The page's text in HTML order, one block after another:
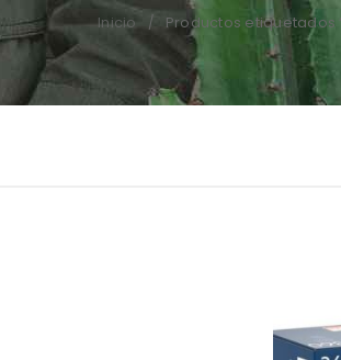
Inicio / Productos etiquetados